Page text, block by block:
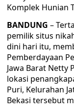
Komplek Hunian
BANDUNG –
pemilik situs
dini hari itu,
Pemberdayaan
Jawa Barat Netty
lokasi
Puri, Kelurahan
Bekasi tersebut